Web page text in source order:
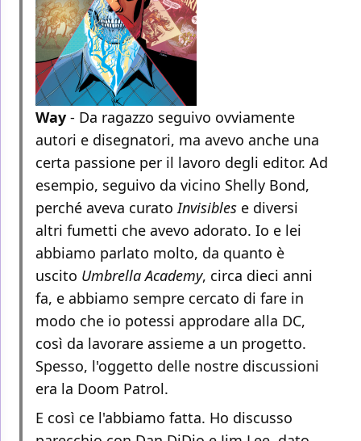
Way - Da ragazzo seguivo ovviamente
autori e disegnatori, ma avevo anche una
certa passione per il lavoro degli editor. Ad
esempio, seguivo da vicino Shelly Bond,
perché aveva curatoInvisibles e diversi
altri fumetti che avevo adorato. Io e lei
abbiamo parlato molto, da quanto è
uscito Umbrella Academy, circa dieci anni
fa, e abbiamo sempre cercato di fare in
modo che io potessi approdare alla DC,
così da lavorare assieme a un progetto.
Spesso, l'oggetto delle nostre discussioni
era la Doom Patrol.
E così ce l'abbiamo fatta. Ho discusso